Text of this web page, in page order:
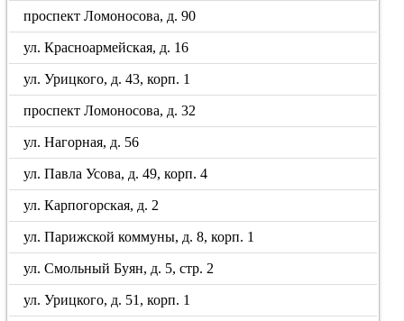
проспект Ломоносова, д. 90
ул. Красноармейская, д. 16
ул. Урицкого, д. 43, корп. 1
проспект Ломоносова, д. 32
ул. Нагорная, д. 56
ул. Павла Усова, д. 49, корп. 4
ул. Карпогорская, д. 2
ул. Парижской коммуны, д. 8, корп. 1
ул. Смольный Буян, д. 5, стр. 2
ул. Урицкого, д. 51, корп. 1